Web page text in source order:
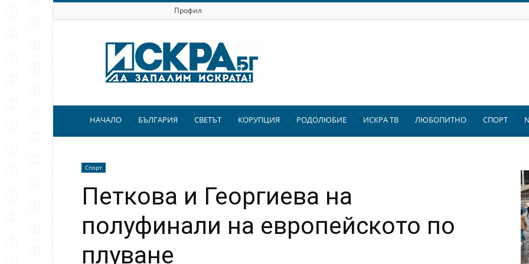
Профил
Искра.бг
НАЧАЛО БЪЛГАРИЯ СВЕТЪТ КОРУПЦИЯ РОДОЛЮБИЕ ИСКРА ТВ ЛЮБОПИТНО СПОРТ
Спорт
Петкова и Георгиева на
полуфинали на европейското по
плуване